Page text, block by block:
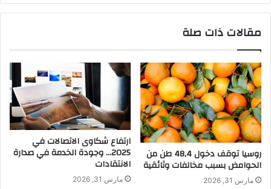
مقالات ذات صلة
روسيا توقف دخول 48,4 طن من
الحوامض بسبب مخالفات وثائقية
مارس 31, 2026
ارتفاع شكاوى الاتصالات في
2025… وجودة الخدمة في صدارة
الانتقادات
مارس 31, 2026